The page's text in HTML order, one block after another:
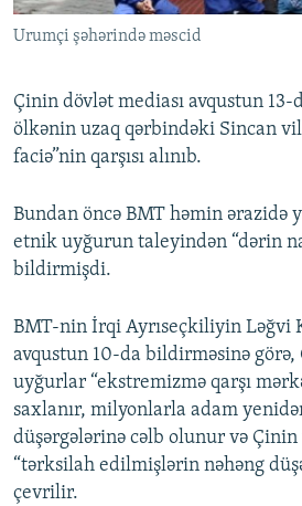
BIZIMLƏ ƏLAQƏ
XƏBƏR BÜLLETENLƏRIMIZ
Urumçi şəhərində məscid
Çinin dövlət mediası avqustun
ölkənin uzaq qərbindəki Sincan
faciə”nin qarşısı alınıb.
Bundan öncə BMT həmin ərazidə
etnik uyğurun taleyindən “dərin
bildirmişdi.
BMT-nin İrqi Ayrıseçkiliyin Ləğvi
avqustun 10-da bildirməsinə görə,
uyğurlar “ekstremizmə qarşı
saxlanır, milyonlarla adam
düşərgələrinə cəlb olunur və
“tərksilah edilmişlərin nəhəng
çevrilir.